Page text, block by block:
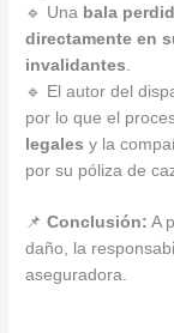
🔹 Una bala
directamente en
invalidantes
🔹 El autor del
por lo que el
legales y la
por su póliza de
📌Conclusión: A
daño, la
aseguradora.